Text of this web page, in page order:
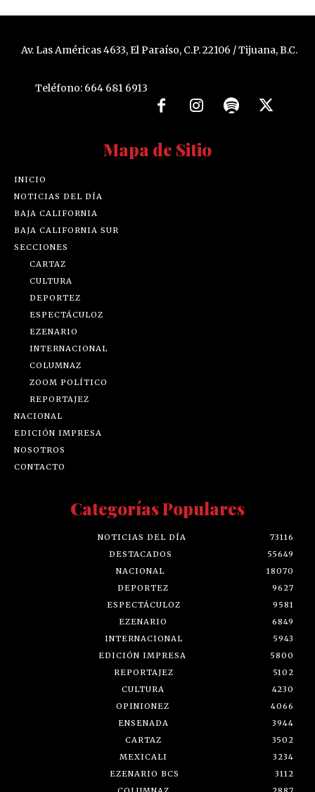
Av. Las Américas 4633, El Paraíso, C.P. 22106 / Tijuana, B.C.
Teléfono: 664 681 6913
Mapa de Sitio
INICIO
NOTICIAS DEL DÍA
BAJA CALIFORNIA
BAJA CALIFORNIA SUR
SECCIONES
CARTAZ
CULTURA
DEPORTEZ
ESPECTÁCULOZ
EZENARIO
INTERNACIONAL
COLUMNAZ
ZOOM POLÍTICO
REPORTAJEZ
NACIONAL
EDICIÓN IMPRESA
NOSOTROS
CONTACTO
Categorías Populares
NOTICIAS DEL DÍA
73116
DESTACADOS
55649
NACIONAL
18070
DEPORTEZ
9627
ESPECTÁCULOZ
9581
EZENARIO
6849
INTERNACIONAL
5943
EDICIÓN IMPRESA
5800
REPORTAJEZ
5102
CULTURA
4230
OPINIONEZ
4066
ENSENADA
3944
CARTAZ
3502
MEXICALI
3234
EZENARIO BCS
3112